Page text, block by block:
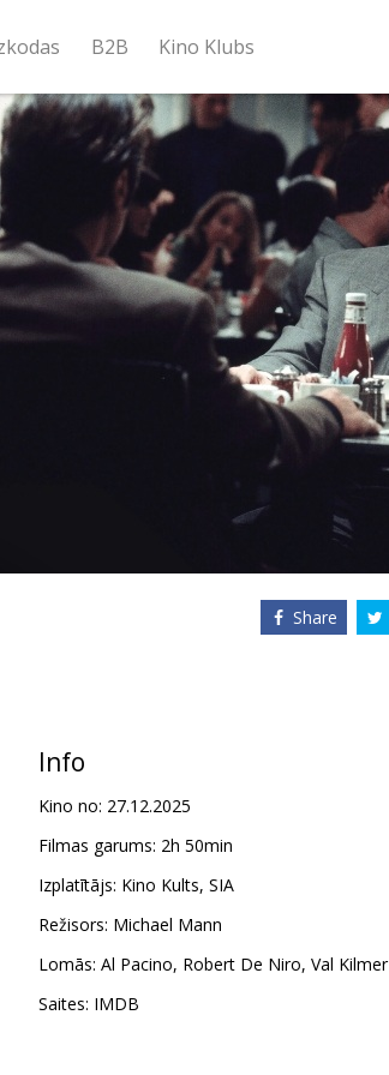
B2B Kino Klubs
Share
Info
Kino no: 27.12.2025
Filmas garums: 2h 50min
Izplatītājs: Kino Kults, SIA
Režisors: Michael Mann
Lomās: Al Pacino, Robert De Niro, Val Kilmer
Saites: IMDB